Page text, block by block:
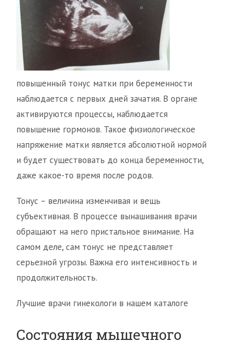
повышенный тонус матки при беременности
наблюдается с первых дней зачатия. В органе
активируются процессы, наблюдается
повышение гормонов. Такое физиологическое
напряжение матки является абсолютной нормой
и будет существовать до конца беременности,
даже какое-то время после родов.
Тонус – величина изменчивая и вещь
субъективная. В процессе вынашивания врачи
обращают на него пристальное внимание. На
самом деле, сам тонус не представляет
серьезной угрозы. Важна его интенсивность и
продолжительность.
Лучшие врачи гинекологи в нашем каталоге
Состояния мышечного